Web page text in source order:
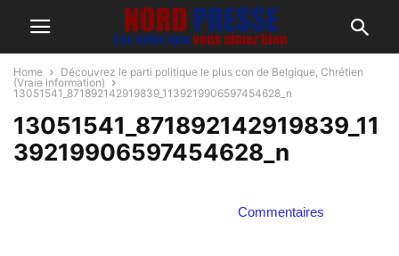
Home
Découvrez le parti politique le plus con de Belgique, Chrétien
(Vraie information)
13051541_871892142919839_1139219906597454628_n
13051541_871892142919839_11
39219906597454628_n
Commentaires